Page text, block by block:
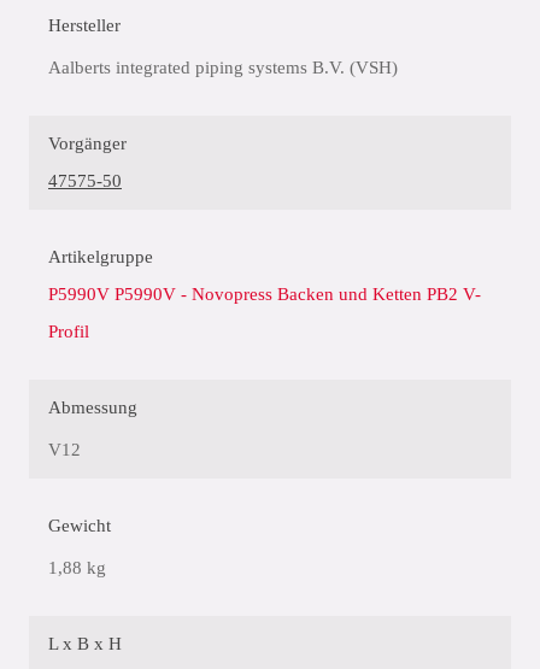
Hersteller
Aalberts integrated piping systems B.V. (VSH)
Vorgänger
47575-50
Artikelgruppe
P5990V P5990V - Novopress Backen und Ketten PB2 V-
Profil
Abmessung
V12
Gewicht
1,88 kg
L x B x H